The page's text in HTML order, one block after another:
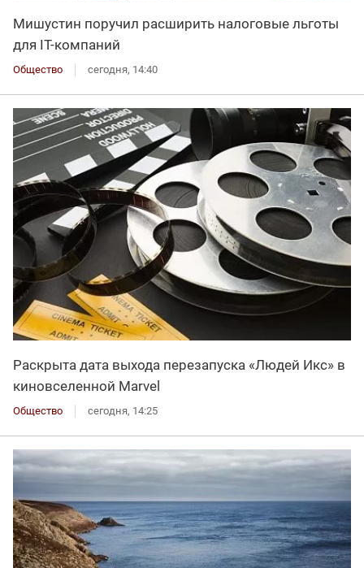
Мишустин поручил расширить налоговые льготы
для IT-компаний
Общество сегодня, 14:40
Раскрыта дата выхода перезапуска «Людей Икс» в
киновселенной Marvel
Общество сегодня, 14:25